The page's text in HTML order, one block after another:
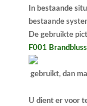
In bestaande
bestaande
De gebruikte
F001
gebruikt, dan
U dient er voor